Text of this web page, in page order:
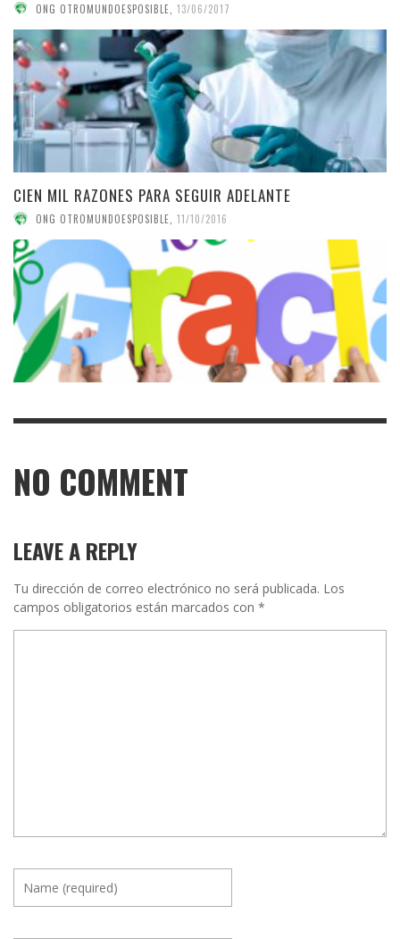
ONG OTROMUNDOESPOSIBLE 13/06/2017
CIEN MIL RAZONES PARA SEGUIR ADELANTE
ONG OTROMUNDOESPOSIBLE 11/10/2016
NO COMMENT
LEAVE A REPLY
Tu dirección de correo electrónico no será publicada. Los
campos obligatorios están marcados con *